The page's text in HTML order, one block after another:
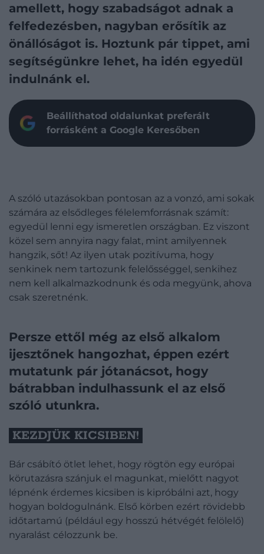
amellett, hogy szabadságot adnak a
felfedezésben, nagyban erősítik az
önállóságot is. Hoztunk pár tippet, ami
segítségünkre lehet, ha idén egyedül
indulnánk el.
Beállíthatod oldalunkat preferált
forrásként a Google Keresőben
A szóló utazásokban pontosan az a vonzó, ami sokak
számára az elsődleges félelemforrásnak számít:
egyedül lenni egy ismeretlen országban. Ez viszont
közel sem annyira nagy falat, mint amilyennek
hangzik, sőt! Az ilyen utak pozitívuma, hogy
senkinek nem tartozunk felelősséggel, senkihez
nem kell alkalmazkodnunk és oda megyünk, ahova
csak szeretnénk.
Persze ettől még az első alkalom
ijesztőnek hangozhat, éppen ezért
mutatunk pár jótanácsot, hogy
bátrabban indulhassunk el az első
szóló utunkra.
KEZDJÜK KICSIBEN!
Bár csábító ötlet lehet, hogy rögtön egy európai
körutazásra szánjuk el magunkat, mielőtt nagyot
lépnénk érdemes kicsiben is kipróbálni azt, hogy
hogyan boldogulnánk. Első körben ezért rövidebb
időtartamú (például egy hosszú hétvégét felölelő)
nyaralást célozzunk be.